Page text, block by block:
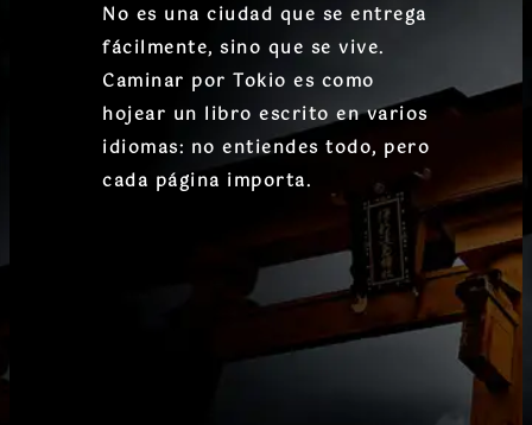
No es una ciudad que se entrega
fácilmente, sino que se vive.
Caminar por Tokio es como
hojear un libro escrito en varios
idiomas: no entiendes todo, pero
cada página importa.